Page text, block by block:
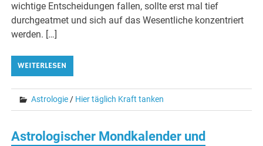
wichtige Entscheidungen fallen, sollte erst mal tief
durchgeatmet und sich auf das Wesentliche konzentriert
werden. […]
WEITERLESEN
Astrologie/ Hier täglich Kraft tanken
Astrologischer Mondkalender und